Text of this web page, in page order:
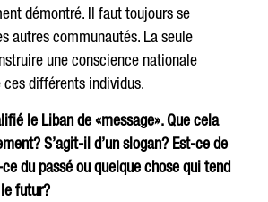
démontré. Il faut toujours se
autres communautés. La seule
une conscience nationale
différents individus.
le Liban de «message». Que cela
S’agit-il d’un slogan? Est-ce de
du passé ou quelque chose qui tend
futur?